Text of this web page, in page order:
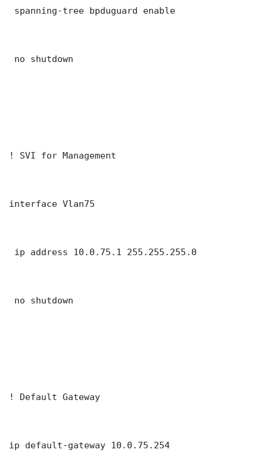
spanning-tree bpduguard enable
no shutdown
! SVI for Management
interface Vlan75
ip address 10.0.75.1 255.255.255.0
no shutdown
! Default Gateway
ip default-gateway 10.0.75.254